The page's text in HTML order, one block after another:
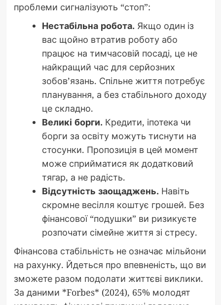
проблеми сигналізують “стоп”:
Нестабільна робота. Якщо один із
вас щойно втратив роботу або
працює на тимчасовій посаді, це не
найкращий час для серйозних
зобов’язань. Спільне життя потребує
планування, а без стабільного доходу
це складно.
Великі борги. Кредити, іпотека чи
борги за освіту можуть тиснути на
стосунки. Пропозиція в цей момент
може сприйматися як додатковий
тягар, а не радість.
Відсутність заощаджень. Навіть
скромне весілля коштує грошей. Без
фінансової “подушки” ви ризикуєте
розпочати сімейне життя зі стресу.
Фінансова стабільність не означає мільйони
на рахунку. Йдеться про впевненість, що ви
зможете разом подолати життєві виклики.
За даними *Forbes* (2024), 65% молодят